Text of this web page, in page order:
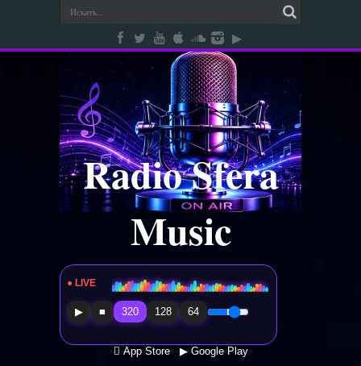
Radio Sfera
Music
● LIVE Radio Sfera Music
▶ ■ 320 128 64
 App Store ▶ Google Play